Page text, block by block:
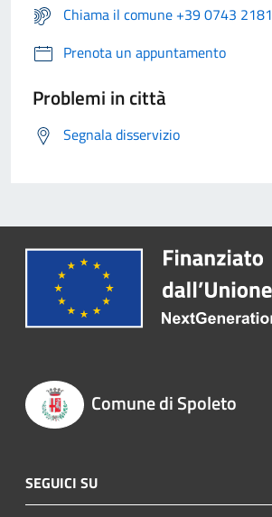
Chiama il comune +39 0743 2181
Prenota un appuntamento
Problemi in città
Segnala disservizio
Comune di Spoleto
SEGUICI SU